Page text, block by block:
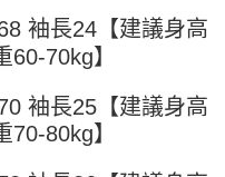
以下簡稱本公司）所提供，讓
，並由商店將買賣／分期付款
帳單繳交帳款。
約關係目的，商店將以您的個人
大哥大進項蒐集、處理及利用，
認、核對及更正。
為交易完成。
，但若您需要取消訂單，請聯絡
視為有效，需透過AFTEE先享
結帳頁面顯示為準，若有關於
問，請聯繫「AFTEE先享後付
support/home
袖長24【建議身高
70kg】
袖長25【建議身高
80kg】